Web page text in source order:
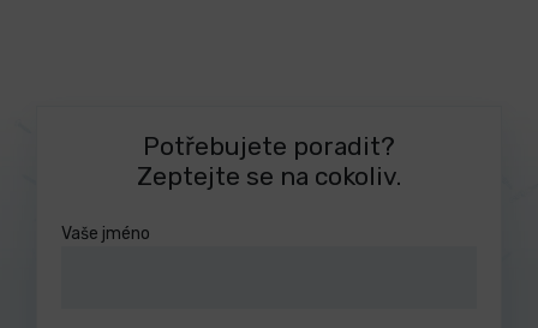
Potřebujete poradit?
Zeptejte se na cokoliv.
Vaše jméno